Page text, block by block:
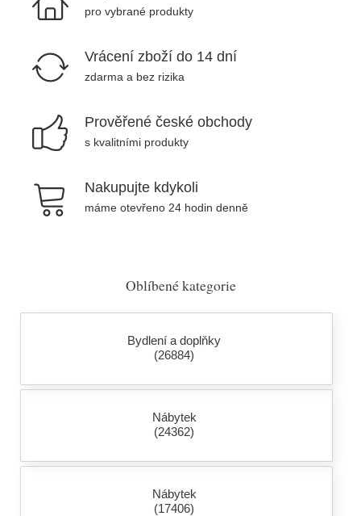
pro vybrané produkty
Vrácení zboží do 14 dní
zdarma a bez rizika
Prověřené české obchody
s kvalitními produkty
Nakupujte kdykoli
máme otevřeno 24 hodin denně
Oblíbené kategorie
Bydlení a doplňky
(26884)
Nábytek
(24362)
Nábytek
(17406)